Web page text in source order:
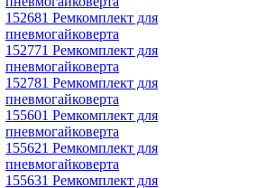
152681 Ремкомплект для
пневмогайковерта
152771 Ремкомплект для
пневмогайковерта
152781 Ремкомплект для
пневмогайковерта
155601 Ремкомплект для
пневмогайковерта
155621 Ремкомплект для
пневмогайковерта
155631 Ремкомплект для